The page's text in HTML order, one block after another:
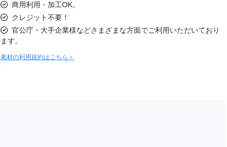
商用利用・加工OK。
クレジット不要！
官公庁・大手企業様などさまざまな方面でご利用いただいており
ます。
素材の利用規約はこちら＞